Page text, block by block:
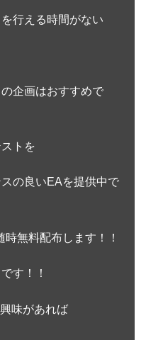
行える時間がない
企画はおすすめで
トを
の良いEAを提供中で
無料配布します！！
す！！
味があれば